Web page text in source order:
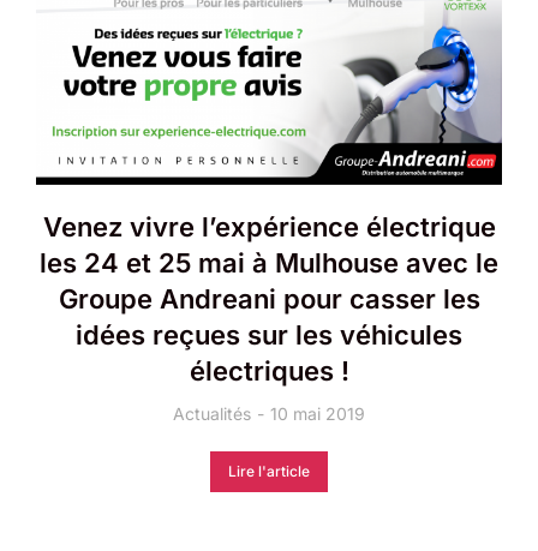
Venez vivre l’expérience électrique
les 24 et 25 mai à Mulhouse avec le
Groupe Andreani pour casser les
idées reçues sur les véhicules
électriques !
Actualités 10 mai 2019
Lire l'article